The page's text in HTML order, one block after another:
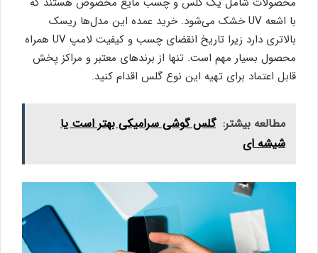
با اشعه UV خشک می‌شود. خرید عمده این مدل‌ها ریسک
بالاتری دارد زیرا تاریخ انقضای چسب و کیفیت لامپ UV همراه
محصول بسیار مهم است. تنها از برندهای معتبر و مراکز پخش
قابل اعتماد برای تهیه این نوع گلس اقدام کنید.
مطالعه بیشتر: گلس گوشی سرامیکی بهتر است یا
شیشه ای